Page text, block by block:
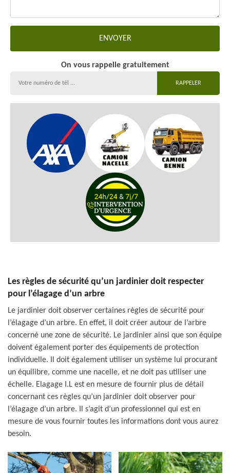
On vous rappelle gratuitement
Les règles de sécurité qu’un jardinier doit respecter
pour l’élagage d’un arbre
Le jardinier doit observer certaines règles de sécurité pour
l’élagage d’un arbre. En effet, il doit créer autour de l’arbre
concerné une zone de sécurité. Le jardinier ainsi que son équipe
doivent également porter des équipements de protection
individuelle. Il doit également utiliser un système lui procurant
un équilibre, comme une nacelle, et ne doit pas utiliser une
échelle. Elagage I.L est en mesure de fournir plus de détail
concernant ces règles qu’un jardinier doit observer pour
l’élagage d’un arbre. Il s’agit d’un professionnel qui est en
mesure de vous fournir toutes les informations dont vous aurez
besoin.